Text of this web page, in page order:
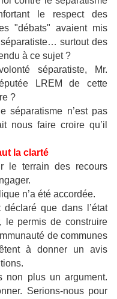
le respect des
"débats" avaient mis
séparatiste… surtout des
à ce sujet ?
séparatiste, Mr.
LREM de cette
?
séparatisme n’est pas
nous faire croire qu’il
la clarté
le terrain des recours
n’a été accordée.
déclaré que dans l’état
le permis de construire
de communes
à donner un avis
non plus un argument.
Serions-nous pour